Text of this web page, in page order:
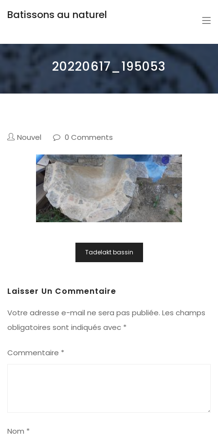
Batissons au naturel
20220617_195053
Nouvel 0 Comments
Tadelakt bassin
Laisser Un Commentaire
Votre adresse e-mail ne sera pas publiée. Les champs
obligatoires sont indiqués avec *
Commentaire *
Nom *